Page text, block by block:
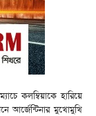
কলম্বিয়াকে হারিয়ে
আর্জেন্টিনার মুখোমুখি